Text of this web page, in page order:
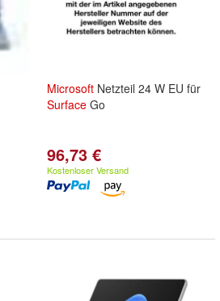
Microsoft Netzteil 24 W EU für
Surface Go
96,73 €
Kostenloser Versand